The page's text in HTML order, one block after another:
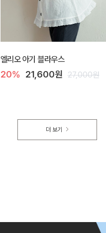
엘리오 아기 블라우스
20% 21,600원 27,000원
더 보기